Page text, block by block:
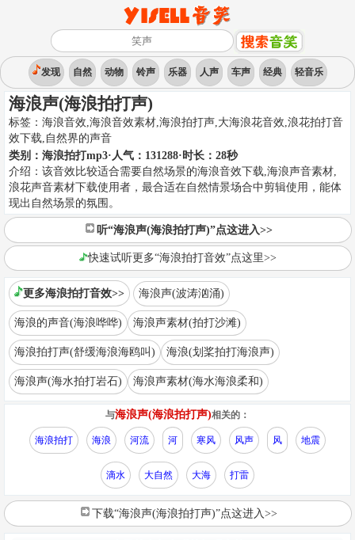
发现 自然 动物 铃声 乐器 人声 车声 经典 轻音乐
海浪声(海浪拍打声)
标签： 海浪音效,海浪音效素材,海浪拍打声,大海浪花音效,浪花拍打音
效下载, 自然界的声音
类别： 海浪拍打mp3·人气：131288·时长： 28秒
介绍： 该音效比较适合需要自然场景的海浪音效下载,海浪声音素材,
浪花声音素材下载使用者，最合适在自然情景场合中剪辑使用，能体
现出自然场景的氛围。
听“海浪声(海浪拍打声)”点这进入>>
快速试听更多“海浪拍打音效”点这里>>
更多海浪拍打音效>> 海浪声(波涛汹涌)
海浪的声音(海浪哗哗) 海浪声素材(拍打沙滩)
海浪拍打声(舒缓海浪海鸥叫) 海浪(划桨拍打海浪声)
海浪声(海水拍打岩石) 海浪声素材(海水海浪柔和)
与海浪声(海浪拍打声)相关的：
海浪拍打 海浪 河流 河 寒风 风声 风 地震
滴水 大自然 大海 打雷
下载“海浪声(海浪拍打声)”点这进入>>